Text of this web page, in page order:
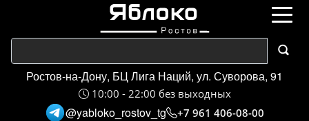
Ростов-на-Дону, БЦ Лига Наций, ул. Суворова, 91
10:00 - 22:00 без выходных
@yabloko_rostov_tg +7 961 406-08-00